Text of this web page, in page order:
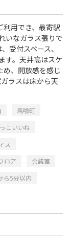
利用でき、最寄駅
いなガラス張りで
受付スペース、
す。天井高はスケ
め、開放感を感じ
ラスは床から天
馬喰町
こいいね
ス
ロア
会議室
ら5分以内